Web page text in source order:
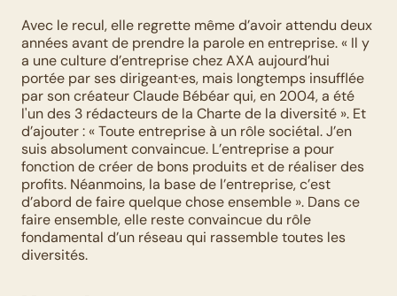
Avec le recul, elle regrette même d’avoir attendu deux
années avant de prendre la parole en entreprise. « Il y
a une culture d’entreprise chez AXA aujourd’hui
portée par ses dirigeant·es, mais longtemps insufflée
par son créateur Claude Bébéar qui, en 2004, a été
l'un des 3 rédacteurs de la Charte de la diversité ». Et
d’ajouter : « Toute entreprise à un rôle sociétal. J’en
suis absolument convaincue. L’entreprise a pour
fonction de créer de bons produits et de réaliser des
profits. Néanmoins, la base de l’entreprise, c’est
d’abord de faire quelque chose ensemble ». Dans ce
faire ensemble, elle reste convaincue du rôle
fondamental d’un réseau qui rassemble toutes les
diversités.